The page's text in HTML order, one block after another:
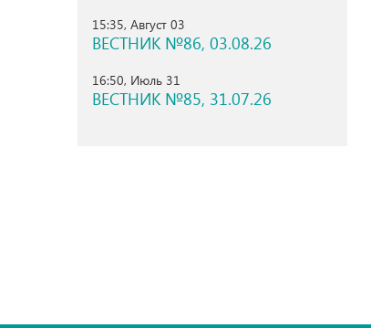
15:35, Август 03
ВЕСТНИК №86, 03.08.26
16:50, Июль 31
ВЕСТНИК №85, 31.07.26